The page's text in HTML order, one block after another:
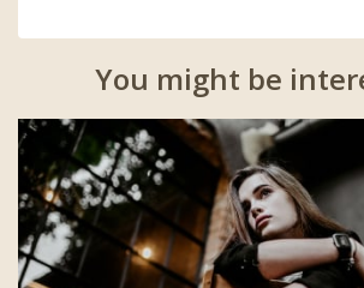
You might be